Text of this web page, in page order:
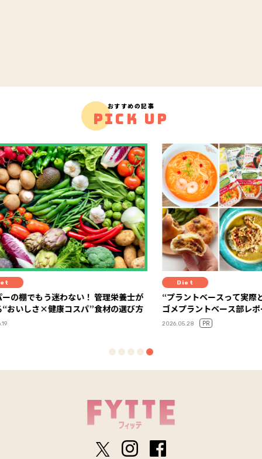
おすすめの記事
PICK UP
養士が
び方
“プラントベースって実際どう？”を体験！ カ
ゴメプラントベース部レポート
迷い、
語る「